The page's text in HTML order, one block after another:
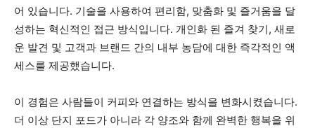
어 있습니다. 기술을 사용하여 편리함, 맞춤화 및 즐거움을 달
성하는 혁신적인 접근 방식입니다. 개인화 된 즐겨 찾기, 새로
운 발견 및 고객과 브랜드 간의 내부 농담에 대한 즉각적인 액
세스를 제공했습니다.
이 경험은 사람들이 커피와 연결하는 방식을 변화시켰습니다.
더 이상 단지 포드가 아니라 각 양조와 함께 완벽한 행복을 위